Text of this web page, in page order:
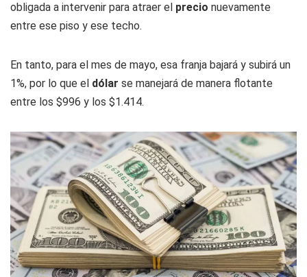
obligada a intervenir para atraer el precio nuevamente
entre ese piso y ese techo.
En tanto, para el mes de mayo, esa franja bajará y subirá un
1%, por lo que el dólar se manejará de manera flotante
entre los $996 y los $1.414.